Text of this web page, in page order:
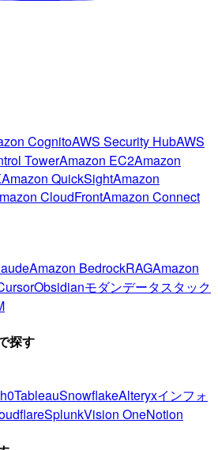
CognitoAWS Security HubAWS
TowerAmazon EC2Amazon
Amazon QuickSightAmazon
CloudFrontAmazon Connect
Amazon BedrockRAGAmazon
Obsidianモダンデータスタック
探す
TableauSnowflakeAlteryxインフォ
SplunkVision OneNotion